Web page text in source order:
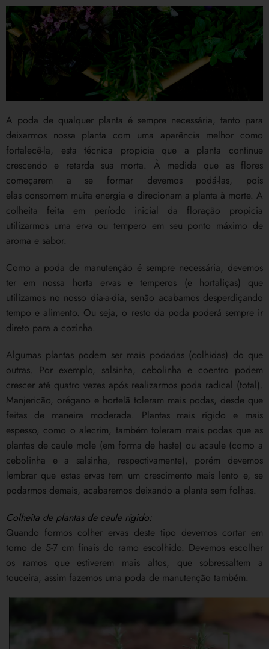
A poda de qualquer planta é sempre necessária, tanto para
deixarmos nossa planta com uma aparência melhor como
fortalecê-la, esta técnica propicia que a planta continue
crescendo e retarda sua morta. À medida que as flores
começarem a se formar devemos podá-las, pois
elas consomem muita energia e direcionam a planta à morte. A
colheita feita em período inicial da floração propicia
utilizarmos uma erva ou tempero em seu ponto máximo de
aroma e sabor.
Como a poda de manutenção é sempre necessária, devemos
ter em nossa horta ervas e temperos (e hortaliças) que
utilizamos no nosso dia-a-dia, senão acabamos desperdiçando
tempo e alimento. Ou seja, o resto da poda poderá sempre ir
direto para a cozinha.
Algumas plantas podem ser mais podadas (colhidas) do que
outras. Por exemplo, salsinha, cebolinha e coentro podem
crescer até quatro vezes após realizarmos poda radical (total).
Manjericão, orégano e hortelã toleram mais podas, desde que
feitas de maneira moderada. Plantas mais rígido e mais
espesso, como o alecrim, também toleram mais podas que as
plantas de caule mole (em forma de haste) ou acaule (como a
cebolinha e a salsinha, respectivamente), porém devemos
lembrar que estas ervas tem um crescimento mais lento e, se
podarmos demais, acabaremos deixando a planta sem folhas.
Colheita de plantas de caule rígido:
Quando formos colher ervas deste tipo devemos cortar em
torno de 5-7 cm finais do ramo escolhido. Devemos escolher
os ramos que estiverem mais altos, que sobressaltem a
touceira, assim fazemos uma poda de manutenção também.